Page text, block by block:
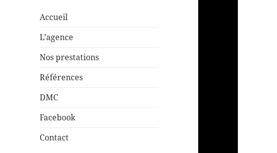
Accueil
L’agence
Nos prestations
Références
DMC
Facebook
Contact